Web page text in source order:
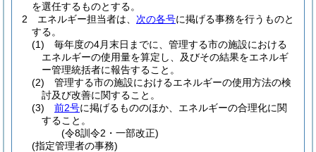
を選任するものとする。
2
エネルギー担当者は、 次の各号に掲げる事務を行うものと
する。
(1)
毎年度の4月末日までに、管理する市の施設における
エネルギーの使用量を算定し、及びその結果をエネルギ
ー管理統括者に報告すること。
(2)
管理する市の施設におけるエネルギーの使用方法の検
討及び改善に関すること。
(3)
前2号に掲げるもののほか、エネルギーの合理化に関
すること。
(令8訓令2・一部改正)
(指定管理者の事務)